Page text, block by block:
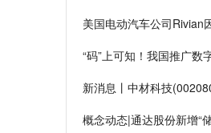
美国电动汽车公司Rivian
“码”上可知！我国推广
新消息丨中材科技
概念动态|通达股份新增“